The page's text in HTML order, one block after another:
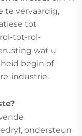
te vervaardig,
tot
tot-rol-
wat u
begin of
industrie.
ondersteun